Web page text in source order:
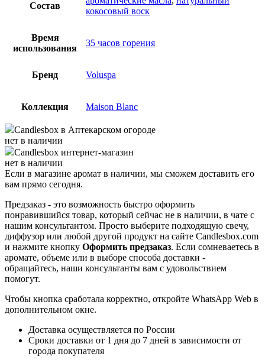
Состав
кокосовый воск
Время
использования
35 часов горения
Бренд Voluspa
Коллекция Maison Blanc
Candlesbox в Аптекарском огороде
нет в наличии
Candlesbox интернет-магазин
нет в наличии
Если в магазине аромат в наличии, мы сможем доставить его
вам прямо сегодня.
Предзаказ - это возможность быстро оформить
понравившийся товар, который сейчас не в наличии, в чате с
нашим консультантом. Просто выберите подходящую свечу,
диффузор или любой другой продукт на сайте Candlesbox.com
и нажмите кнопку Оформить предзаказ. Если сомневаетесь в
аромате, объеме или в выборе способа доставки -
обращайтесь, наши консультанты вам с удовольствием
помогут.
Чтобы кнопка сработала корректно, откройте WhatsApp Web в
дополнительном окне.
Доставка осуществляется по России
Сроки доставки от 1 дня до 7 дней в зависимости от
города покупателя